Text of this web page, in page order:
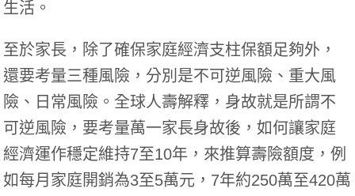
生活。
至於家長，除了確保家庭經濟支柱保額足夠外，
還要考量三種風險，分別是不可逆風險、重大風
險、日常風險。全球人壽解釋，身故就是所謂不
可逆風險，要考量萬一家長身故後，如何讓家庭
經濟運作穩定維持7至10年，來推算壽險額度，例
如每月家庭開銷為3至5萬元，7年約250萬至420萬